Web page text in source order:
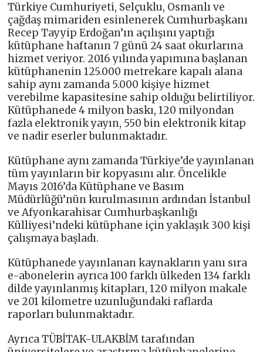
Türkiye Cumhuriyeti, Selçuklu, Osmanlı ve
çağdaş mimariden esinlenerek Cumhurbaşkanı
Recep Tayyip Erdoğan’ın açılışını yaptığı
kütüphane haftanın 7 günü 24 saat okurlarına
hizmet veriyor. 2016 yılında yapımına başlanan
kütüphanenin 125.000 metrekare kapalı alana
sahip aynı zamanda 5.000 kişiye hizmet
verebilme kapasitesine sahip olduğu belirtiliyor.
Kütüphanede 4 milyon baskı, 120 milyondan
fazla elektronik yayın, 550 bin elektronik kitap
ve nadir eserler bulunmaktadır.
Kütüphane aynı zamanda Türkiye’de yayınlanan
tüm yayınların bir kopyasını alır. Öncelikle
Mayıs 2016’da Kütüphane ve Basım
Müdürlüğü’nün kurulmasının ardından İstanbul
ve Afyonkarahisar Cumhurbaşkanlığı
Külliyesi’ndeki kütüphane için yaklaşık 300 kişi
çalışmaya başladı.
Kütüphanede yayınlanan kaynakların yanı sıra
e-abonelerin ayrıca 100 farklı ülkeden 134 farklı
dilde yayınlanmış kitapları, 120 milyon makale
ve 201 kilometre uzunluğundaki raflarda
raporları bulunmaktadır.
Ayrıca TÜBİTAK-ULAKBİM tarafından